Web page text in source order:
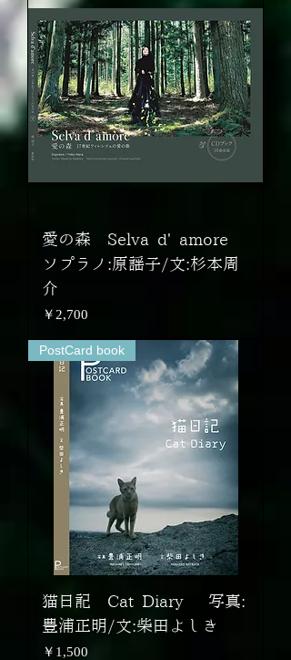
愛の森 Selva d' amore
ソプラノ:原謡子/文:杉本周
介
価格
￥2,700
PostCard book
猫日記 Cat Diary 写真:
豊浦正明/文:柴田よしき
価格
￥1,500